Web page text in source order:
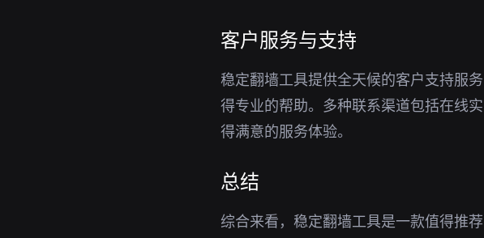
客户服务与支持
稳定翻墙工具提供全天候的客户支持服
得专业的帮助。多种联系渠道包括在线
得满意的服务体验。
总结
综合来看，稳定翻墙工具是一款值得推